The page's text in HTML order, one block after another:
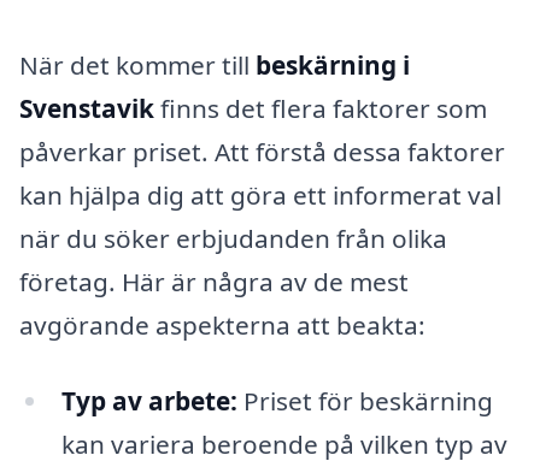
När det kommer till beskärning i
Svenstavikfinns det flera faktorer som
påverkar priset. Att förstå dessa faktorer
kan hjälpa dig att göra ett informerat val
när du söker erbjudanden från olika
företag. Här är några av de mest
avgörande aspekterna att beakta:
Typ av arbete: Priset för beskärning
kan variera beroende på vilken typ av